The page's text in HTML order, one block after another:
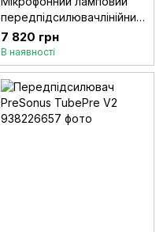
передпідсилювачлінійний
драйверDI-бокс Behringer
MIC 2200
7 820 грн
В наявності